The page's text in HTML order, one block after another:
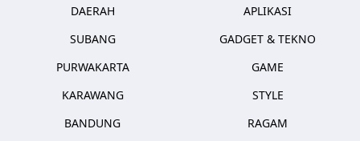
DAERAH
SUBANG
PURWAKARTA
KARAWANG
BANDUNG
APLIKASI
GADGET & TEKNO
GAME
STYLE
RAGAM